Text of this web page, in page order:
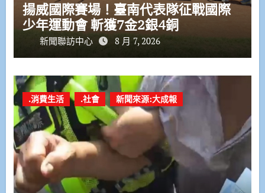
揚威國際賽場！臺南代表隊征戰國際
少年運動會 斬獲7金2銀4銅
新聞聯訪中心 8 月 7, 2026
.消費生活 .社會 新聞來源:大成報